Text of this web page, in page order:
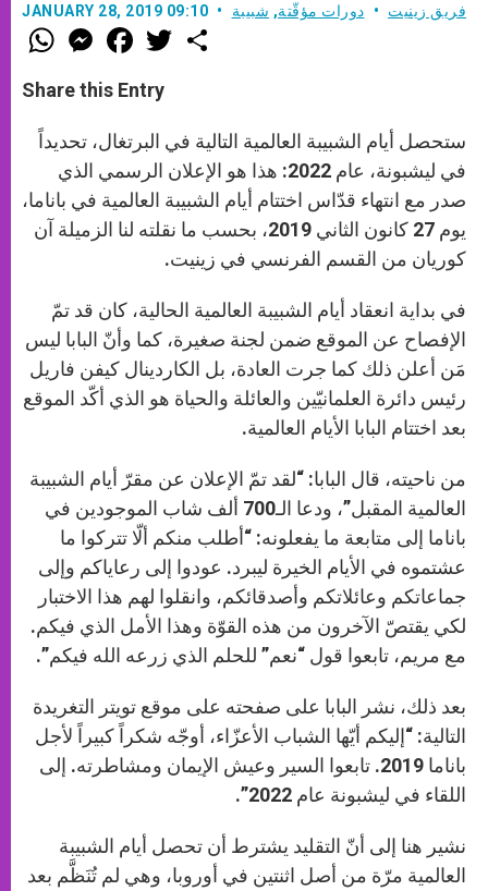
JANUARY 28, 2019 09:10 فريق زينيت دورات مؤقّتة, شبيبة
W
h
t
s
p
p
M
e
s
e
g
e
r
F
a
e
b
k
w
r
Share this Entry
ستحصل أيام الشبيبة العالمية التالية في البرتغال، تحديداً
في ليشبونة، عام 2022: هذا هو الإعلان الرسمي الذي
صدر مع انتهاء قدّاس اختتام أيام الشبيبة العالمية في باناما،
يوم 27 كانون الثاني 2019، بحسب ما نقلته لنا الزميلة آن
كوريان من القسم الفرنسي في زينيت.
في بداية انعقاد أيام الشبيبة العالمية الحالية، كان قد تمّ
الإفصاح عن الموقع ضمن لجنة صغيرة، كما وأنّ البابا ليس
مَن أعلن ذلك كما جرت العادة، بل الكاردينال كيفن فاريل
رئيس دائرة العلمانيّين والعائلة والحياة هو الذي أكّد الموقع
بعد اختتام البابا الأيام العالمية.
من ناحيته، قال البابا: “لقد تمّ الإعلان عن مقرّ أيام الشبيبة
العالمية المقبل”، ودعا الـ700 ألف شاب الموجودين في
باناما إلى متابعة ما يفعلونه: “أطلب منكم ألّا تتركوا ما
عشتموه في الأيام الخيرة ليبرد. عودوا إلى رعاياكم وإلى
جماعاتكم وعائلاتكم وأصدقائكم، وانقلوا لهم هذا الاختبار
لكي يقتصّ الآخرون من هذه القوّة وهذا الأمل الذي فيكم.
مع مريم، تابعوا قول “نعم” للحلم الذي زرعه الله فيكم”.
بعد ذلك، نشر البابا على صفحته على موقع تويتر التغريدة
التالية: “إليكم أيّها الشباب الأعزّاء، أوجّه شكراً كبيراً لأجل
باناما 2019. تابعوا السير وعيش الإيمان ومشاطرته. إلى
اللقاء في ليشبونة عام 2022”.
نشير هنا إلى أنّ التقليد يشترط أن تحصل أيام الشبيبة
العالمية مرّة من أصل اثنتين في أوروبا، وهي لم تُنَظَّم بعد